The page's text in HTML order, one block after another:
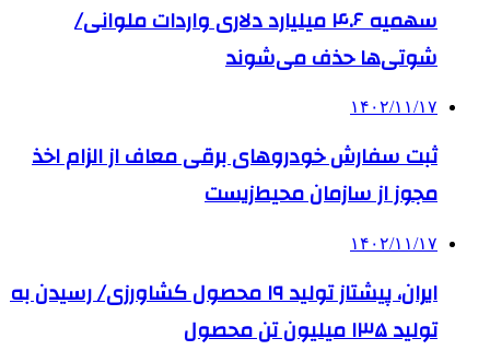
سهمیه ۴.۶ میلیارد دلاری واردات ملوانی/
شوتی‌ها حذف می‌شوند
۱۴۰۲/۱۱/۱۷
ثبت سفارش خودروهای برقی معاف از الزام اخذ
مجوز از سازمان محیط‌زیست
۱۴۰۲/۱۱/۱۷
ایران، پیشتاز تولید ۱۹ محصول کشاورزی/ رسیدن به
تولید ۱۳۵ میلیون تن محصول